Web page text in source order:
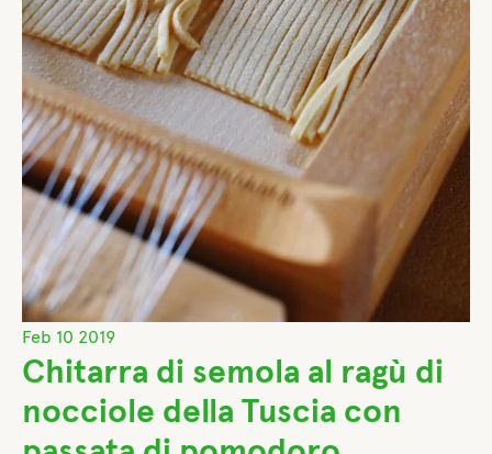
Feb 10 2019
Chitarra di semola al ragù di
nocciole della Tuscia con